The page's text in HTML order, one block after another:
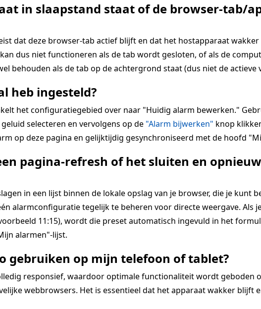
in slaapstand staat of de browser-tab/
dat deze browser-tab actief blijft en dat het hostapparaat
dus niet functioneren als de tab wordt gesloten, of als de
behouden als de tab op de achtergrond staat (dus niet de actieve
heb ingesteld?
het configuratiegebied over naar "Huidig alarm bewerken."
selecteren en vervolgens op de "Alarm bijwerken" knop
op deze pagina en gelijktijdig gesynchroniseerd met de hoofd
pagina-refresh of het sluiten en
in een lijst binnen de lokale opslag van je browser, die je kunt
alarmconfiguratie tegelijk te beheren voor directe weergave. Als
11:15), wordt die preset automatisch ingevuld in het
alarmen"-lijst.
gebruiken op mijn telefoon of tablet?
responsief, waardoor optimale functionaliteit wordt geboden
webbrowsers. Het is essentieel dat het apparaat wakker blijft